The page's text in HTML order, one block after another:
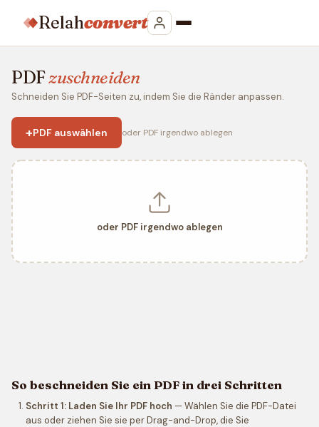
Relahconvert
PDFzuschneiden
Schneiden Sie PDF-Seiten zu, indem Sie die Ränder anpassen.
+PDF auswählen oder PDF irgendwo ablegen
oder PDF irgendwo ablegen
So beschneiden Sie ein PDF in drei Schritten
Schritt 1: Laden Sie Ihr PDF hoch — Wählen Sie die PDF-Datei
aus oder ziehen Sie sie per Drag-and-Drop, die Sie